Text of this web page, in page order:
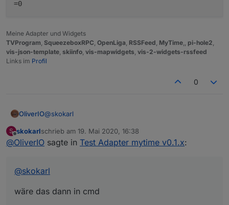
Meine Adapter und Widgets
TVProgram SqueezeboxRPC OpenLiga RSSFeed MyTime pi-hole2
vis-json-template skiinfo vis-mapwidgets vis-2-widgets-rssfeed
Links im Profil
0
OliverIO@skokarl
wäre das dann in cmd
S
Offline
skokarlschrieb am 19. Mai 2020, 16:38
zuletzt editiert von
@OliverIO sagte in Test Adapter mytime v0.1.x:
@skokarl
wäre das dann in cmd